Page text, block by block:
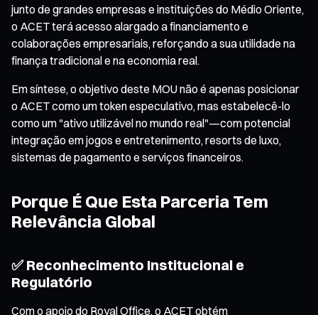
junto de grandes empresas e instituições do Médio Oriente,
o ACET terá acesso alargado a financiamento e
colaborações empresariais, reforçando a sua utilidade na
finança tradicional e na economia real.
Em síntese, o objetivo deste MOU não é apenas posicionar
o ACET como um token especulativo, mas estabelecê-lo
como um "ativo utilizável no mundo real"—com potencial
integração em jogos e entretenimento, resorts de luxo,
sistemas de pagamento e serviços financeiros.
Porque É Que Esta Parceria Tem
Relevância Global
✅ Reconhecimento Institucional e
Regulatório
Com o apoio do Royal Office, o ACET obtém